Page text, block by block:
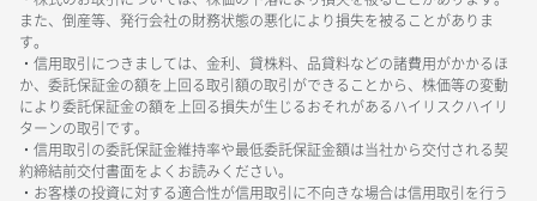
また、倒産等、発行会社の財務状態の悪化により損失を被ることがありま
す。
・信用取引につきましては、金利、貸株料、品貸料などの諸費用がかかるほ
か、委託保証金の額を上回る取引額の取引ができることから、株価等の変動
により委託保証金の額を上回る損失が生じるおそれがあるハイリスクハイリ
ターンの取引です。
・信用取引の委託保証金維持率や最低委託保証金額は当社から交付される契
約締結前交付書面をよくお読みください。
・お客様の投資に対する適合性が信用取引に不向きな場合は信用取引を行う